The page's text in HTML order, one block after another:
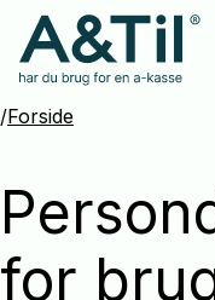
Spring
menu
over
og
indhold
/Forside
for